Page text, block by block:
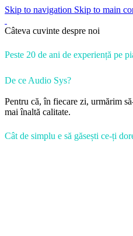
Skip to navigation Skip to main
Câteva cuvinte despre noi
Peste 20 de ani de experiență pe
De ce Audio Sys?
Pentru că, în fiecare zi, urmărim
mai înaltă calitate.
Cât de simplu e să găsești ce-ți